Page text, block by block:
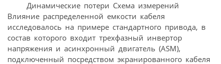
Динамические потери Схема измерений
Влияние распределенной емкости кабеля
исследовалось на примере стандартного привода, в
состав которого входит трехфазный инвертор
напряжения и асинхронный двигатель (ASM),
подключенный посредством экранированного кабеля